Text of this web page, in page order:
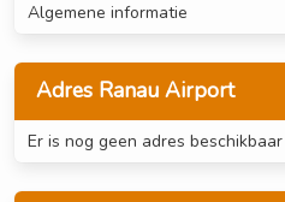
Algemene informatie
Adres Ranau Airport
Er is nog geen adres